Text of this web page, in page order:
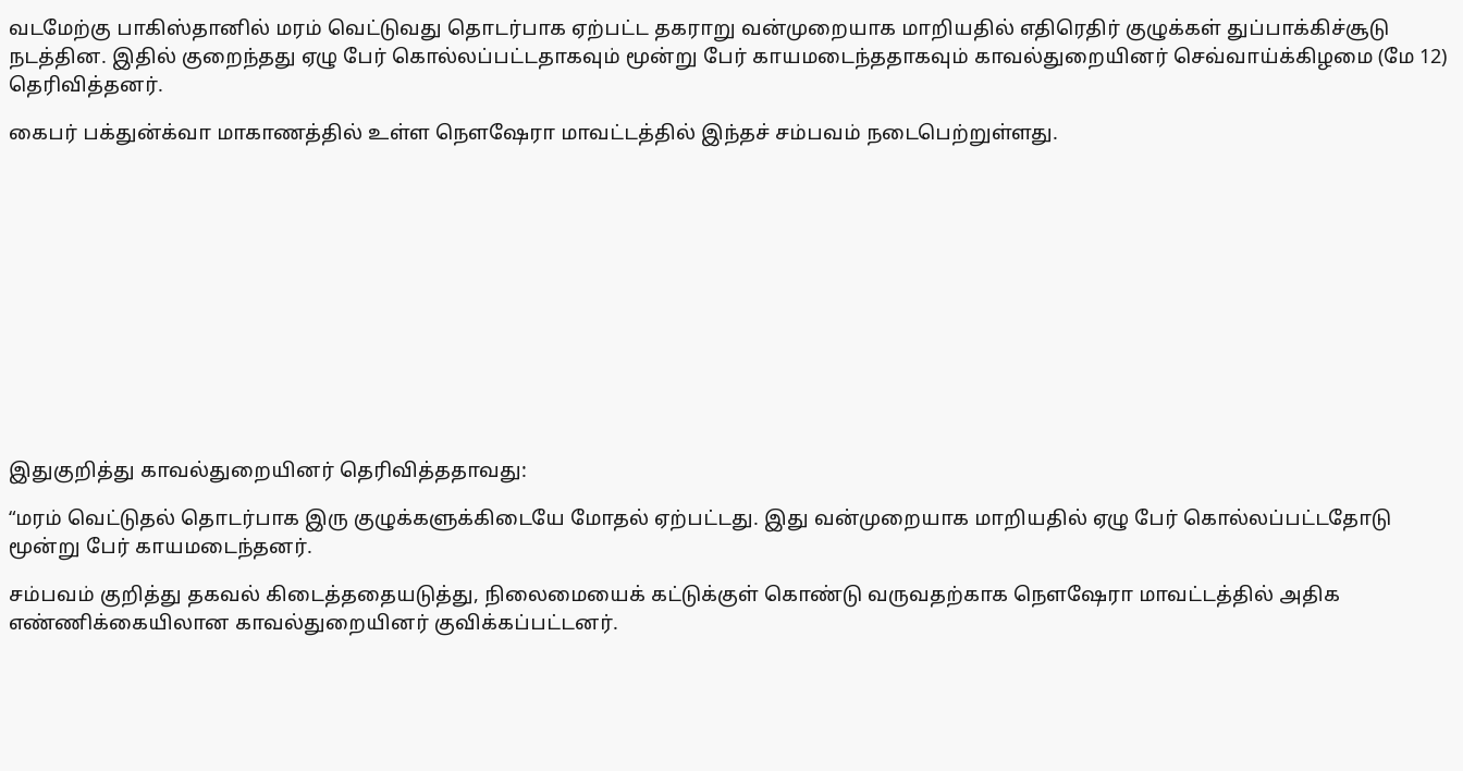
வடமேற்கு பாகிஸ்தானில் மரம் வெட்டுவது தொடர்பாக ஏற்பட்ட தகராறு வன்முறையாக மாறியதில் எதிரெதிர் குழுக்கள் துப்பாக்கிச்சூடு
நடத்தின. இதில் குறைந்தது ஏழு பேர் கொல்லப்பட்டதாகவும் மூன்று பேர் காயமடைந்ததாகவும் காவல்துறையினர் செவ்வாய்க்கிழமை (மே 12)
தெரிவித்தனர்.
கைபர் பக்துன்க்வா மாகாணத்தில் உள்ள நௌஷேரா மாவட்டத்தில் இந்தச் சம்பவம் நடைபெற்றுள்ளது.
இதுகுறித்து காவல்துறையினர் தெரிவித்ததாவது:
“மரம் வெட்டுதல் தொடர்பாக இரு குழுக்களுக்கிடையே மோதல் ஏற்பட்டது. இது வன்முறையாக மாறியதில் ஏழு பேர் கொல்லப்பட்டதோடு
மூன்று பேர் காயமடைந்தனர்.
சம்பவம் குறித்து தகவல் கிடைத்ததையடுத்து, நிலைமையைக் கட்டுக்குள் கொண்டு வருவதற்காக நௌஷேரா மாவட்டத்தில் அதிக
எண்ணிக்கையிலான காவல்துறையினர் குவிக்கப்பட்டனர்.